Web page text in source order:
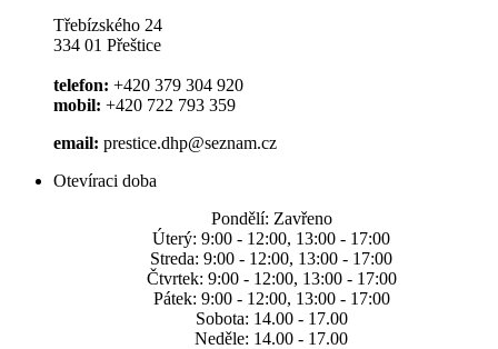
Třebízského 24
334 01 Přeštice
telefon: +420 379 304 920
mobil: +420 722 793 359
email: prestice.dhp@seznam.cz
Otevíraci doba
Pondělí: Zavřeno
Úterý: 9:00 - 12:00, 13:00 - 17:00
Streda: 9:00 - 12:00, 13:00 - 17:00
Čtvrtek: 9:00 - 12:00, 13:00 - 17:00
Pátek: 9:00 - 12:00, 13:00 - 17:00
Sobota: 14.00 - 17.00
Neděle: 14.00 - 17.00